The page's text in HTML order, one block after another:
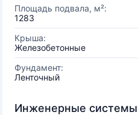
Площадь подвала, м²:
1283
Крыша:
Железобетонные
Фундамент:
Ленточный
Инженерные системы